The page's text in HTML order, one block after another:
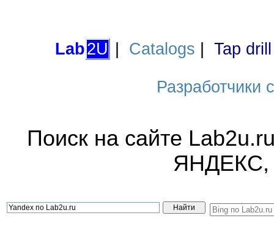
Lab2U Catalogs Tap
Разработчики
Поиск на сайте
ЯНДЕКС,